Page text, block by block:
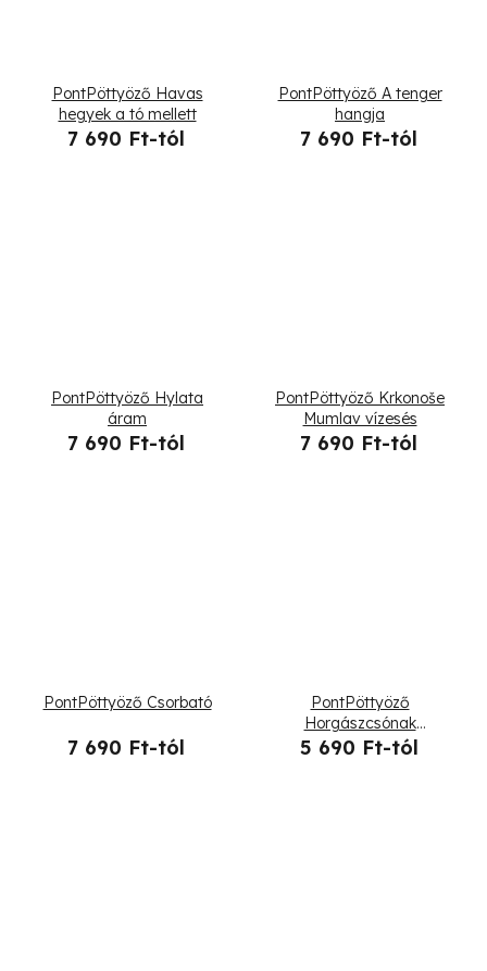
PontPöttyöző Havas
hegyek a tó mellett
7 690 Ft-tól
PontPöttyöző A tenger
hangja
7 690 Ft-tól
PontPöttyöző Hylata
áram
7 690 Ft-tól
PontPöttyöző Krkonoše
Mumlav vízesés
7 690 Ft-tól
PontPöttyöző Csorbató
7 690 Ft-tól
PontPöttyöző
Horgászcsónak
naplementekor
5 690 Ft-tól